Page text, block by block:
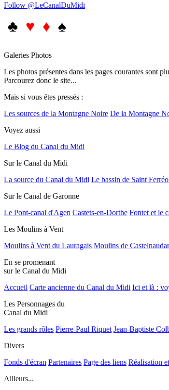
Follow @LeCanalDuMidi
♣ ♥ ♦ ♠
Galeries Photos
Les photos présentes dans les pages courantes sont
Parcourez donc le site...
Mais si vous êtes pressés :
Les sources de la Montagne Noire De la Montagne
Voyez aussi
Le Blog du Canal du Midi
Sur le Canal du Midi
La source du Canal du Midi Le bassin de Saint
Sur le Canal de Garonne
Le Pont-canal d'Agen Castets-en-Dorthe Fontet et le
Les Moulins à Vent
Moulins à Vent du Lauragais Moulins de
En se promenant
sur le Canal du Midi
Accueil Carte ancienne du Canal du Midi Ici et là :
Les Personnages du
Canal du Midi
Les grands rôles Pierre-Paul Riquet Jean-Baptiste
Divers
Fonds d'écran Partenaires Page des liens Réalisation
Ailleurs...